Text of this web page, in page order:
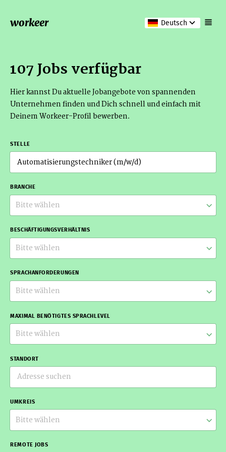
workeer Deutsch
107 Jobs verfügbar
Hier kannst Du aktuelle Jobangebote von spannenden
Unternehmen finden und Dich schnell und einfach mit
Deinem Workeer-Profil bewerben.
STELLE
BRANCHE
Bitte wählen
BESCHÄFTIGUNGSVERHÄLTNIS
Bitte wählen
SPRACHANFORDERUNGEN
Bitte wählen
MAXIMAL BENÖTIGTES SPRACHLEVEL
Bitte wählen
STANDORT
UMKREIS
Bitte wählen
REMOTE JOBS